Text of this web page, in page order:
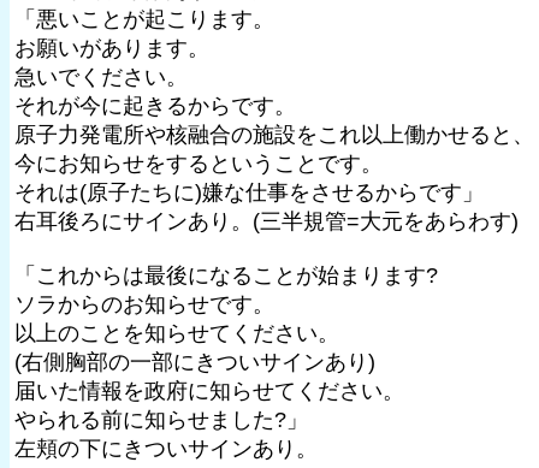
「悪いことが起こります。
お願いがあります。
急いでください。
それが今に起きるからです。
原子力発電所や核融合の施設をこれ以上働かせると、
今にお知らせをするということです。
それは(原子たちに)嫌な仕事をさせるからです」
右耳後ろにサインあり。(三半規管=大元をあらわす)
「これからは最後になることが始まります?
ソラからのお知らせです。
以上のことを知らせてください。
(右側胸部の一部にきついサインあり)
届いた情報を政府に知らせてください。
やられる前に知らせました?」
左頬の下にきついサインあり。